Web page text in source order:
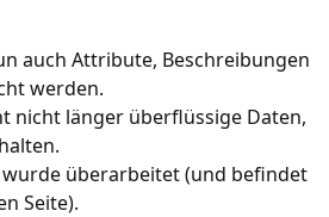
auch Attribute, Beschreibungen
werden.
nicht länger überflüssige Daten,
wurde überarbeitet (und befindet
Seite).